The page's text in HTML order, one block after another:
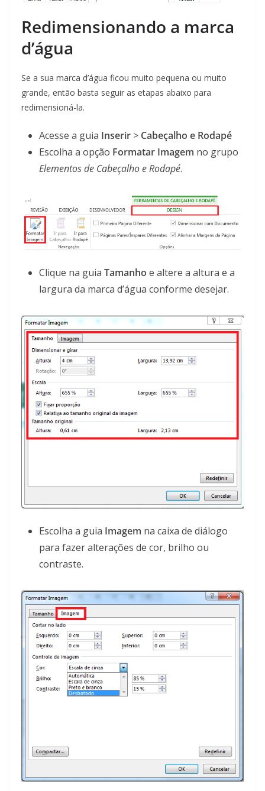
Redimensionando a marca
d’água
Se a sua marca d’água ficou muito pequena ou muito
grande, então basta seguir as etapas abaixo para
redimensioná-la.
Acesse a guia Inserir > Cabeçalho e Rodapé
Escolha a opção Formatar Imagem no grupo
Elementos de Cabeçalho e Rodapé.
Clique na guia Tamanho e altere a altura e a
largura da marca d’água conforme desejar.
Escolha a guia Imagem na caixa de diálogo
para fazer alterações de cor, brilho ou
contraste.